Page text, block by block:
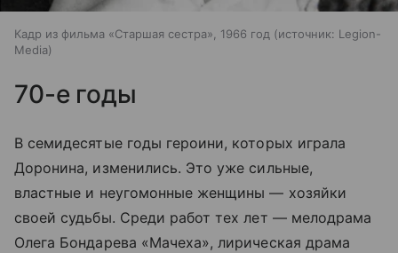
Кадр из фильма «Старшая сестра», 1966 год источник: Legion-
Media
70-е годы
В семидесятые годы героини, которых играла
Доронина, изменились. Это уже сильные,
властные и неугомонные женщины — хозяйки
своей судьбы. Среди работ тех лет — мелодрама
Олега Бондарева «Мачеха», лирическая драма